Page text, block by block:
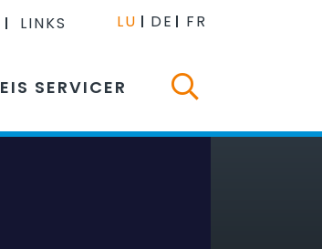
LINKS LU DE FR
EIS SERVICER